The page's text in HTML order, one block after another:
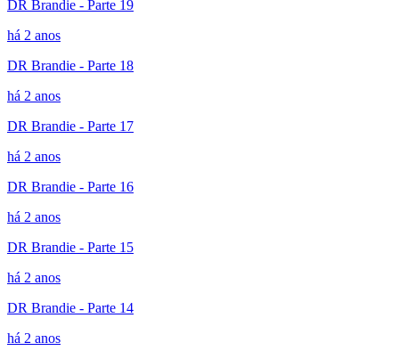
DR Brandie - Parte 19
há 2 anos
DR Brandie - Parte 18
há 2 anos
DR Brandie - Parte 17
há 2 anos
DR Brandie - Parte 16
há 2 anos
DR Brandie - Parte 15
há 2 anos
DR Brandie - Parte 14
há 2 anos